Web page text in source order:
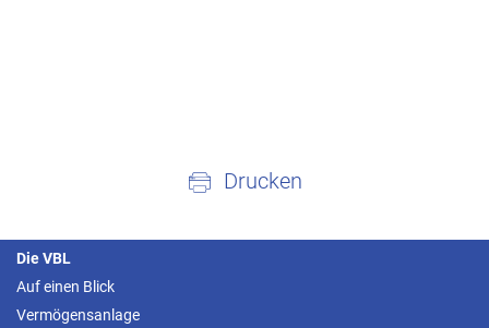
Drucken
Die VBL
Auf einen Blick
Vermögensanlage